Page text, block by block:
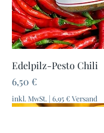
Edelpilz-Pesto Chili
Preis
6,50 €
inkl. MwSt. | 6,95 € Versand